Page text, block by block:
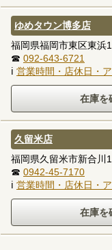
ゆめタウン博多店
福岡県福岡市東区東浜
☎ 092-643-6721
ℹ 営業時間・店休日・
久留米店
福岡県久留米市新合川
☎ 0942-45-7170
ℹ 営業時間・店休日・